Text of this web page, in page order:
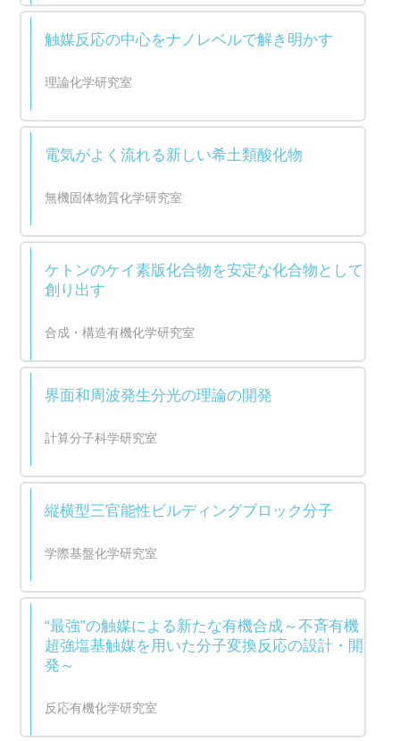
触媒反応の中心をナノレベルで解き明かす
理論化学研究室
電気がよく流れる新しい希土類酸化物
無機固体物質化学研究室
ケトンのケイ素版化合物を安定な化合物として
創り出す
合成・構造有機化学研究室
界面和周波発生分光の理論の開発
計算分子科学研究室
縦横型三官能性ビルディングブロック分子
学際基盤化学研究室
“最強”の触媒による新たな有機合成～不斉有機
超強塩基触媒を用いた分子変換反応の設計・開
発～
反応有機化学研究室